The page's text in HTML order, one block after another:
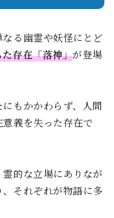
なる幽霊や妖怪にとど
存在「落神」が登場
もかかわらず、人間
義を失った存在で
的な立場にありなが
それぞれが物語に多